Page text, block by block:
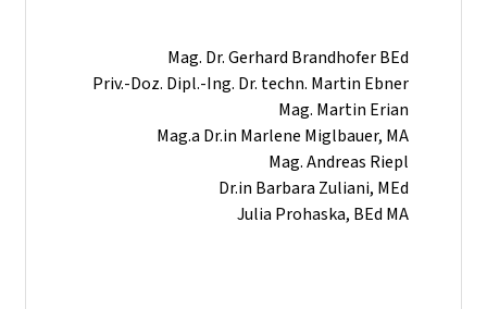
Mag. Dr. Gerhard Brandhofer BEd
Priv.-Doz. Dipl.-Ing. Dr. techn. Martin Ebner
Mag. Martin Erian
Mag.a Dr.in Marlene Miglbauer, MA
Mag. Andreas Riepl
Dr.in Barbara Zuliani, MEd
Julia Prohaska, BEd MA